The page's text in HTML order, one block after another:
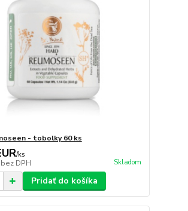
- tobolky 60 ks
/ks
bez DPH Skladom
Pridať do košíka